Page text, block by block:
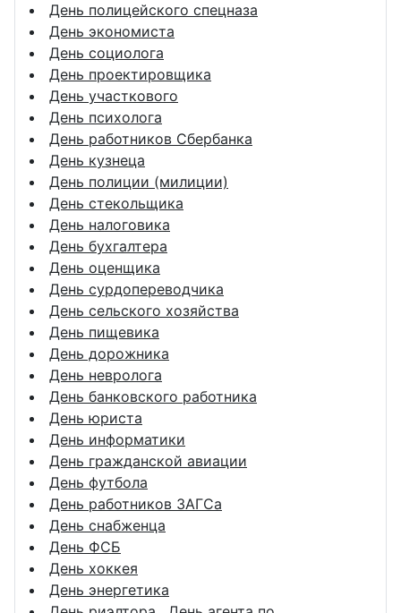
День полицейского спецназа
День экономиста
День социолога
День проектировщика
День участкового
День психолога
День работников Сбербанка
День кузнеца
День полиции (милиции)
День стекольщика
День налоговика
День бухгалтера
День оценщика
День сурдопереводчика
День сельского хозяйства
День пищевика
День дорожника
День невролога
День банковского работника
День юриста
День информатики
День гражданской авиации
День футбола
День работников ЗАГСа
День снабженца
День ФСБ
День хоккея
День энергетика